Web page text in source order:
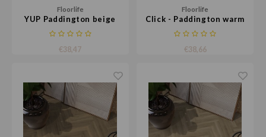
Floorlife
YUP Paddington beige
€38,47
Floorlife
Click - Paddington warm
brown
€38,66